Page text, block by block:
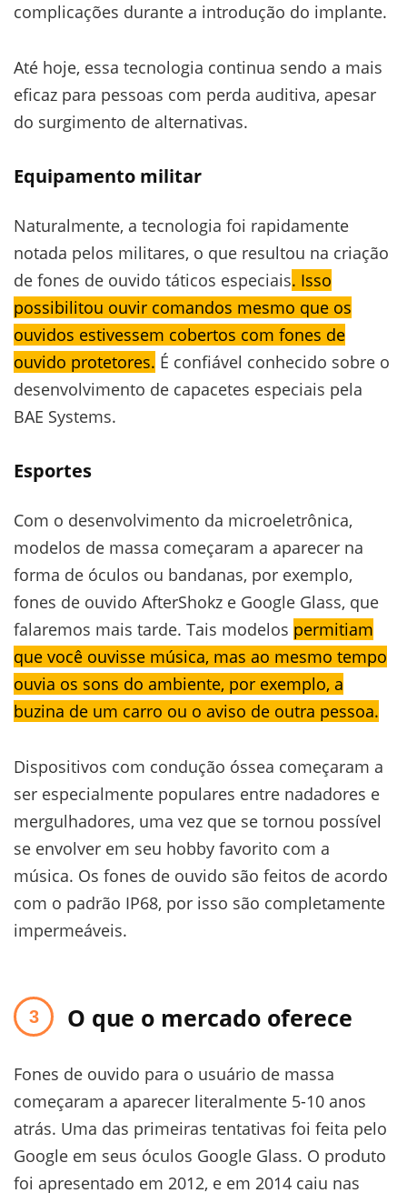
complicações durante a introdução do implante.
Até hoje, essa tecnologia continua sendo a mais
eficaz para pessoas com perda auditiva, apesar
do surgimento de alternativas.
Equipamento militar
Naturalmente, a tecnologia foi rapidamente
notada pelos militares, o que resultou na criação
de fones de ouvido táticos especiais. Isso
possibilitou ouvir comandos mesmo que os
ouvidos estivessem cobertos com fones de
ouvido protetores. É confiável conhecido sobre o
desenvolvimento de capacetes especiais pela
BAE Systems.
Esportes
Com o desenvolvimento da microeletrônica,
modelos de massa começaram a aparecer na
forma de óculos ou bandanas, por exemplo,
fones de ouvido AfterShokz e Google Glass, que
falaremos mais tarde. Tais modelos permitiam
que você ouvisse música, mas ao mesmo tempo
ouvia os sons do ambiente, por exemplo, a
buzina de um carro ou o aviso de outra pessoa.
Dispositivos com condução óssea começaram a
ser especialmente populares entre nadadores e
mergulhadores, uma vez que se tornou possível
se envolver em seu hobby favorito com a
música. Os fones de ouvido são feitos de acordo
com o padrão IP68, por isso são completamente
impermeáveis.
O que o mercado oferece
Fones de ouvido para o usuário de massa
começaram a aparecer literalmente 5-10 anos
atrás. Uma das primeiras tentativas foi feita pelo
Google em seus óculos Google Glass. O produto
foi apresentado em 2012, e em 2014 caiu nas